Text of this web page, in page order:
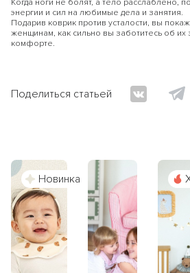
Когда ноги не болят, а тело расслаблено,
энергии и сил на любимые дела и занятия.
Подарив коврик против усталости, вы
женщинам, как сильно вы заботитесь об их
комфорте.
Поделиться статьей
Новинка